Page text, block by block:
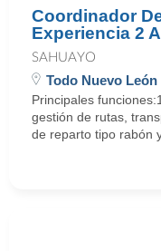
Coordinador
Experiencia 2
SAHUAYO
Todo Nuevo León
Principales
gestión de rutas,
de reparto tipo rabón